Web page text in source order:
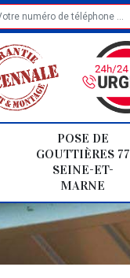
POSE DE
GOUTTIÈRES 77
SEINE-ET-
MARNE